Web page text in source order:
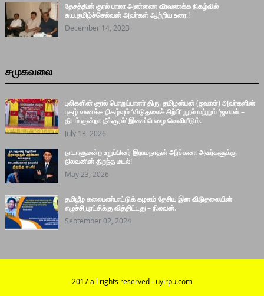
தேசத்தின் குரல் பாலா அண்ணை வீரவணக்க நிகழ்வில்
சு.ப.தமிழ்ச்செல்வன் அவர்கள் ஆற்றிய உரை.!
December 14, 2023
சமுகவலை
புலிகளின் குரல் பொறுப்பாளர் திரு. தமிழன்பன் (ஜவான்) அவர்களின்
புகழ் வணக்க நிகழ்வும் ‘விடுதலைச் சிற்பி’ நூல் மற்றும் ‘ஜவான் –
திடம் குன்றா தீக்குரல்’ இசைப்பேழை வெளியீடும்.
July 13, 2026
நாடாளுமன்ற உறுப்பினர் இராமநாதன் அர்ச்சுனா அவர்களுக்கு
நிலவனின் திறந்த மடல்!
May 23, 2026
தமிழீழ கலைபண்பாட்டுக் கழகம் தேசிய இன விடுதலையின்
எழுச்சி,புரட்சிக்கு வித்திட்டது – நிலவன்.
September 02, 2024
2017 all rights reserved - uyirpu.com